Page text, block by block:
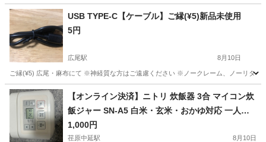
USB TYPE-C【ケーブル】ご縁(¥5)新品未使用
5円
広尾駅 8月10日
ご縁(¥5) 広尾・麻布にて ※神経質な方はご遠慮ください ※ノークレーム、ノーリター
東京 港区 広尾駅 その他 USB
【オンライン決済】ニトリ 炊飯器 3合 マイコン炊
飯ジャー SN-A5 白米・玄米・おかゆ対応 一人暮
らし
1,000円
荏原中延駅 8月10日